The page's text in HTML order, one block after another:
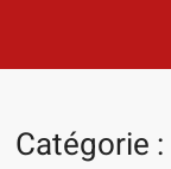
Catégorie :